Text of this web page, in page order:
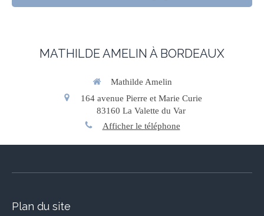
MATHILDE AMELIN À BORDEAUX
Mathilde Amelin
164 avenue Pierre et Marie Curie
83160 La Valette du Var
Afficher le téléphone
Plan du site